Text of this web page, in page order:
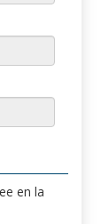
en la